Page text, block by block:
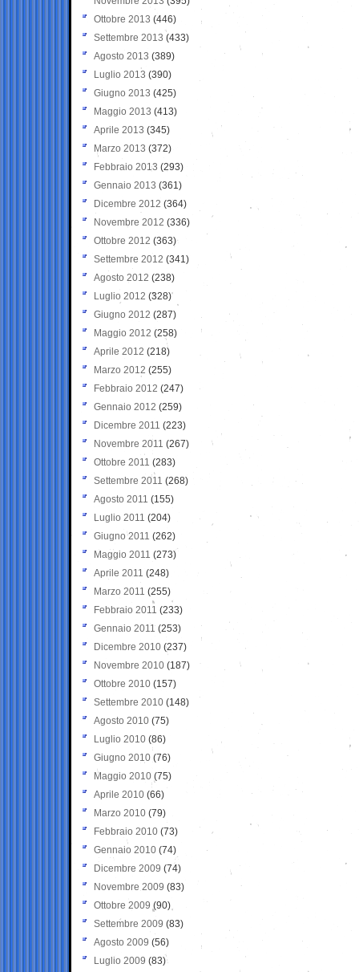
Ottobre 2013 (446)
Settembre 2013 (433)
Agosto 2013 (389)
Luglio 2013 (390)
Giugno 2013 (425)
Maggio 2013 (413)
Aprile 2013 (345)
Marzo 2013 (372)
Febbraio 2013 (293)
Gennaio 2013 (361)
Dicembre 2012 (364)
Novembre 2012 (336)
Ottobre 2012 (363)
Settembre 2012 (341)
Agosto 2012 (238)
Luglio 2012 (328)
Giugno 2012 (287)
Maggio 2012 (258)
Aprile 2012 (218)
Marzo 2012 (255)
Febbraio 2012 (247)
Gennaio 2012 (259)
Dicembre 2011 (223)
Novembre 2011 (267)
Ottobre 2011 (283)
Settembre 2011 (268)
Agosto 2011 (155)
Luglio 2011 (204)
Giugno 2011 (262)
Maggio 2011 (273)
Aprile 2011 (248)
Marzo 2011 (255)
Febbraio 2011 (233)
Gennaio 2011 (253)
Dicembre 2010 (237)
Novembre 2010 (187)
Ottobre 2010 (157)
Settembre 2010 (148)
Agosto 2010 (75)
Luglio 2010 (86)
Giugno 2010 (76)
Maggio 2010 (75)
Aprile 2010 (66)
Marzo 2010 (79)
Febbraio 2010 (73)
Gennaio 2010 (74)
Dicembre 2009 (74)
Novembre 2009 (83)
Ottobre 2009 (90)
Settembre 2009 (83)
Agosto 2009 (56)
Luglio 2009 (83)